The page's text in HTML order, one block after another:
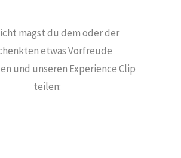
magst du dem oder der
etwas Vorfreude
und unseren Experience Clip
teilen: